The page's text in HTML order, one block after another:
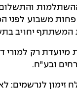
והתשלום
משבוע לפני
יחויב
רק למורי
ובע"ח.
זימון לנרשמים: